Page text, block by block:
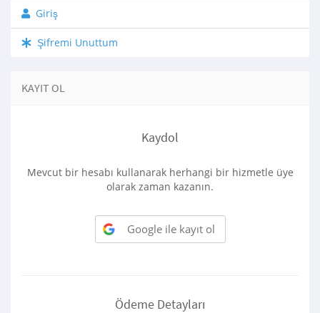
Giriş
Şifremi Unuttum
KAYIT OL
Kaydol
Mevcut bir hesabı kullanarak herhangi bir hizmetle üye
olarak zaman kazanın.
Google ile kayıt ol
Ödeme Detayları